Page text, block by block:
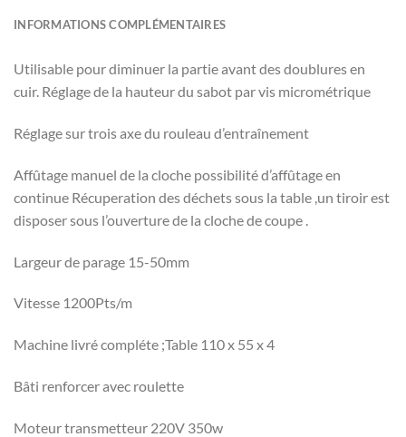
INFORMATIONS COMPLÉMENTAIRES
Utilisable pour diminuer la partie avant des doublures en
cuir. Réglage de la hauteur du sabot par vis micrométrique
Réglage sur trois axe du rouleau d’entraînement
Affûtage manuel de la cloche possibilité d’affûtage en
continue Récuperation des déchets sous la table ,un tiroir est
disposer sous l’ouverture de la cloche de coupe .
Largeur de parage 15-50mm
Vitesse 1200Pts/m
Machine livré compléte ;Table 110 x 55 x 4
Bâti renforcer avec roulette
Moteur transmetteur 220V 350w